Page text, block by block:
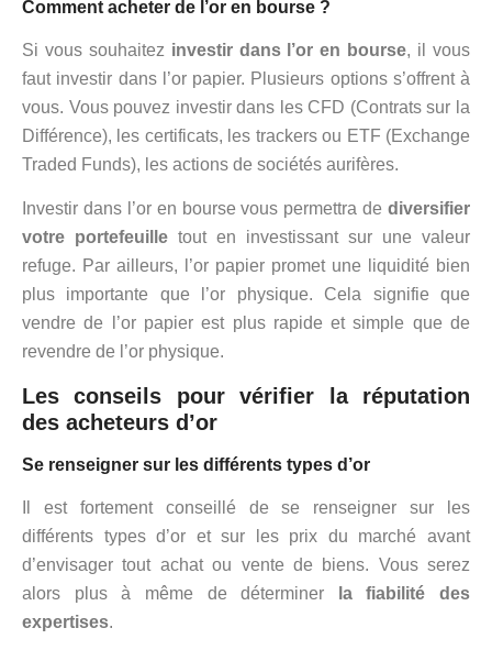
Comment acheter de l’or en bourse ?
Si vous souhaitez investir dans l’or en bourse, il vous
faut investir dans l’or papier. Plusieurs options s’offrent à
vous. Vous pouvez investir dans les CFD (Contrats sur la
Différence), les certificats, les trackers ou ETF (Exchange
Traded Funds), les actions de sociétés aurifères.
Investir dans l’or en bourse vous permettra de diversifier
votre portefeuille tout en investissant sur une valeur
refuge. Par ailleurs, l’or papier promet une liquidité bien
plus importante que l’or physique. Cela signifie que
vendre de l’or papier est plus rapide et simple que de
revendre de l’or physique.
Les conseils pour vérifier la réputation
des acheteurs d’or
Se renseigner sur les différents types d’or
Il est fortement conseillé de se renseigner sur les
différents types d’or et sur les prix du marché avant
d’envisager tout achat ou vente de biens. Vous serez
alors plus à même de déterminer
la fiabilité des
expertises.